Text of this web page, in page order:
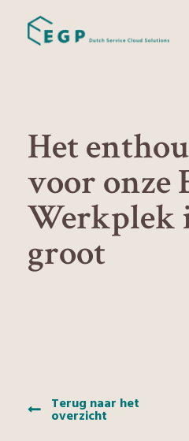
Het
voor onze
Werkplek
groot
Terug naar het
overzicht